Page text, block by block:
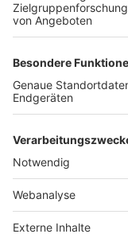
TOP-PARTNER
Nutzungsbedingungen